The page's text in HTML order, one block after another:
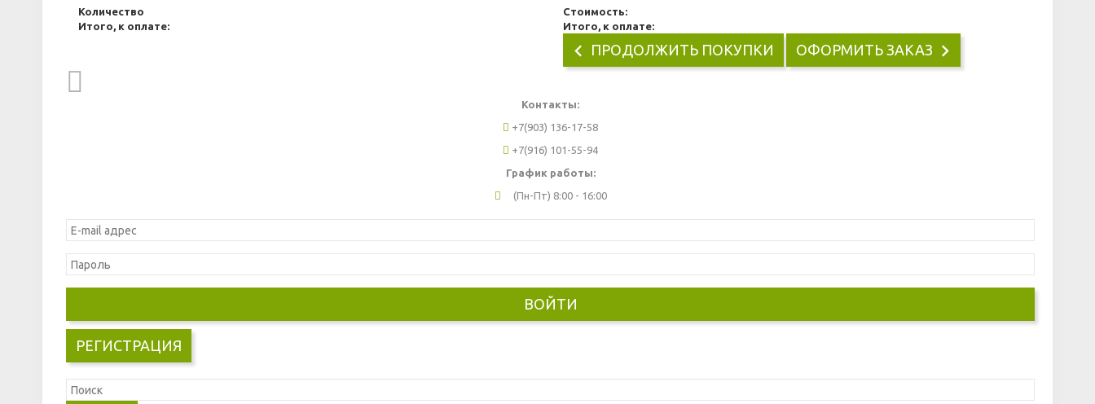
Количество
Итого, к оплате:
Стоимость:
Итого, к оплате:
ПРОДОЛЖИТЬ ПОКУПКИ ОФОРМИТЬ ЗАКАЗ
Контакты:
+7(903) 136-17-58
+7(916) 101-55-94
График работы:
(Пн-Пт) 8:00 - 16:00
ВОЙТИ
РЕГИСТРАЦИЯ